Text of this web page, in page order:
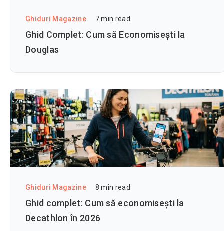
Ghiduri Magazine 7min read
Ghid Complet: Cum să Economisești la
Douglas
Ghiduri Magazine 8 min read
Ghid complet: Cum să economisești la
Decathlon în 2026